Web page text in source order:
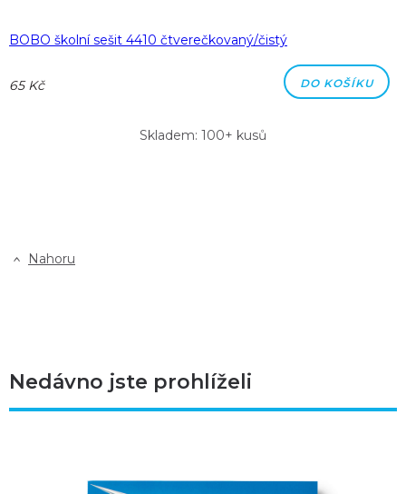
BOBO školní sešit 4410 čtverečkovaný/čistý
65 Kč DO KOŠÍKU
Skladem: 100+ kusů
Nahoru
Nedávno jste prohlíželi